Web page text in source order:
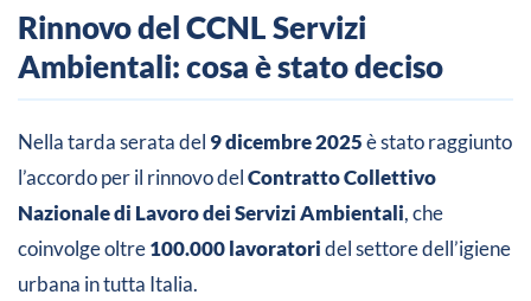
Rinnovo del CCNL Servizi
Ambientali: cosa è stato deciso
Nella tarda serata del 9 dicembre 2025è stato raggiunto
l’accordo per il rinnovo delContratto Collettivo
Nazionale di Lavoro dei Servizi Ambientali, che
coinvolge oltre100.000 lavoratoridel settore dell’igiene
urbana in tutta Italia.